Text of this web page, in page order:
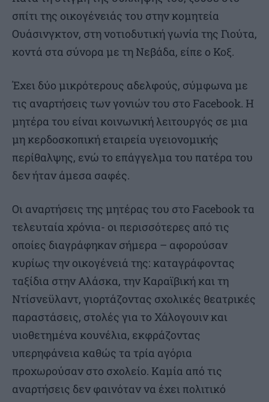
σπίτι της οικογένειάς του στην κομητεία
Ουάσινγκτον, στη νοτιοδυτική γωνία της Γιούτα,
κοντά στα σύνορα με τη Νεβάδα, είπε ο Κοξ.
Έχει δύο μικρότερους αδελφούς, σύμφωνα με
τις αναρτήσεις των γονιών του στο Facebook. Η
μητέρα του είναι κοινωνική λειτουργός σε μια
μη κερδοσκοπική εταιρεία υγειονομικής
περίθαλψης, ενώ το επάγγελμα του πατέρα του
δεν ήταν άμεσα σαφές.
Οι αναρτήσεις της μητέρας του στο Facebook τα
τελευταία χρόνια- οι περισσότερες από τις
οποίες διαγράφηκαν σήμερα – αφορούσαν
κυρίως την οικογένειά της: καταγράφοντας
ταξίδια στην Αλάσκα, την Καραϊβική και τη
Ντίσνεϋλαντ, γιορτάζοντας σχολικές θεατρικές
παραστάσεις, στολές για το Χάλογουιν και
υιοθετημένα κουνέλια, εκφράζοντας
υπερηφάνεια καθώς τα τρία αγόρια
προχωρούσαν στο σχολείο. Καμία από τις
αναρτήσεις δεν φαινόταν να έχει πολιτικό